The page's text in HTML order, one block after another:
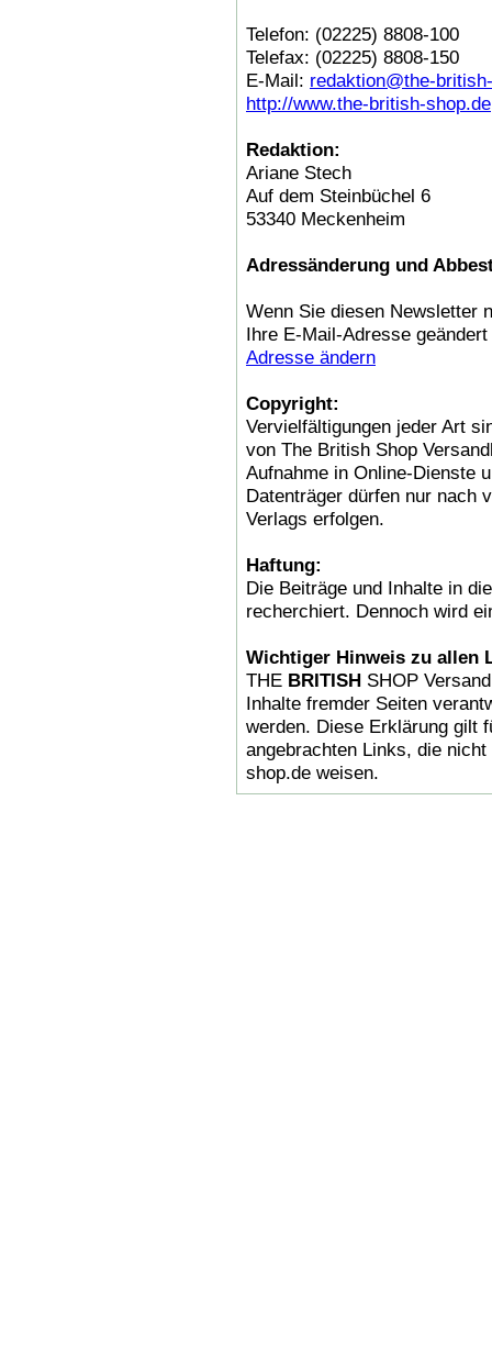
Telefon: (02225) 8808-100
Telefax: (02225) 8808-150
E-Mail: redaktion@the-
http://www.the-british-shop.de
Redaktion:
Ariane Stech
Auf dem Steinbüchel 6
53340 Meckenheim
Adressänderung und
Wenn Sie diesen Newsletter
Ihre E-Mail-Adresse
Adresse ändern
Copyright:
Vervielfältigungen jeder Art
von The British Shop
Aufnahme in Online-Dienste
Datenträger dürfen nur nach
Verlags erfolgen.
Haftung:
Die Beiträge und Inhalte in
recherchiert. Dennoch wird
Wichtiger Hinweis zu allen
THE BRITISH SHOP
Inhalte fremder Seiten
werden. Diese Erklärung gilt
angebrachten Links, die
shop.de weisen.